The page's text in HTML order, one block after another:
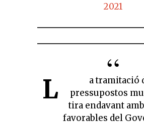
2021
L
a tramitació
pressupostos
tira endavant
favorables del